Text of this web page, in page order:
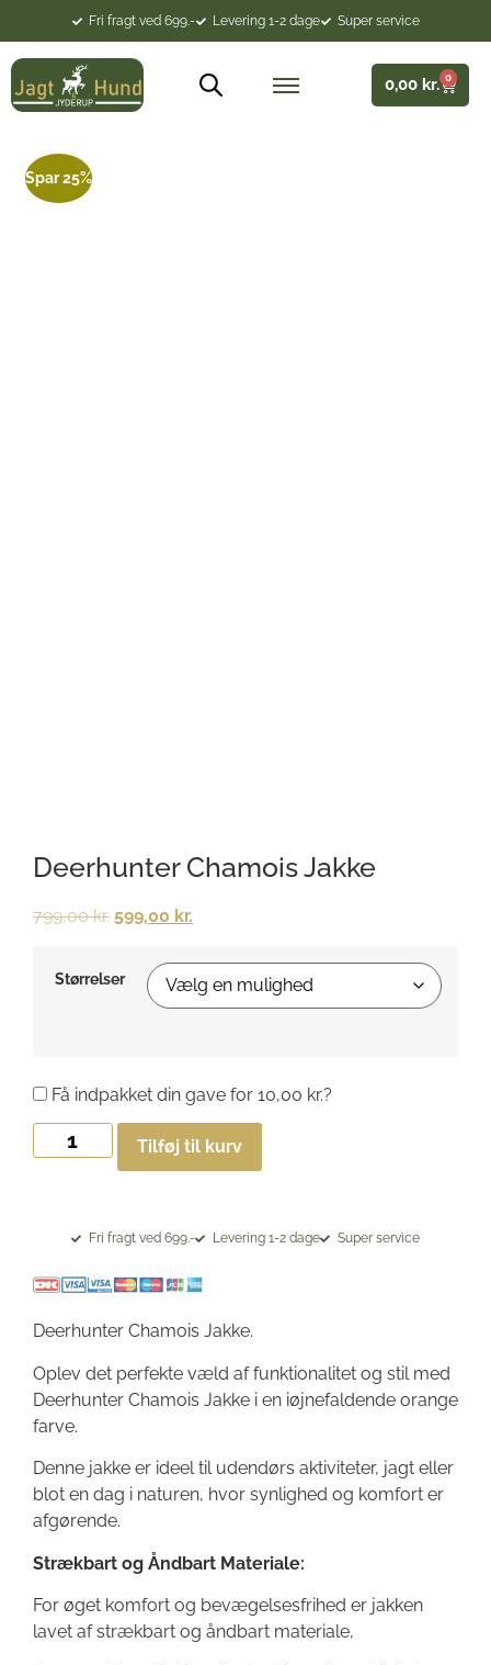
Fri fragt ved 699.- Levering 1-2 dage Super service
0,00 kr. 0
Spar 25%
Deerhunter Chamois Jakke
799,00kr. 599,00 kr.
Størrelser
Tilføj til kurv
Få indpakket din gave for 10,00 kr.?
Fri fragt ved 699.- Levering 1-2 dage Super service
Deerhunter Chamois Jakke.
Oplev det perfekte væld af funktionalitet og stil med
Deerhunter Chamois Jakke i en iøjnefaldende orange
farve.
Denne jakke er ideel til udendørs aktiviteter, jagt eller
blot en dag i naturen, hvor synlighed og komfort er
afgørende.
Strækbart og Åndbart Materiale:
For øget komfort og bevægelsesfrihed er jakken
lavet af strækbart og åndbart materiale,